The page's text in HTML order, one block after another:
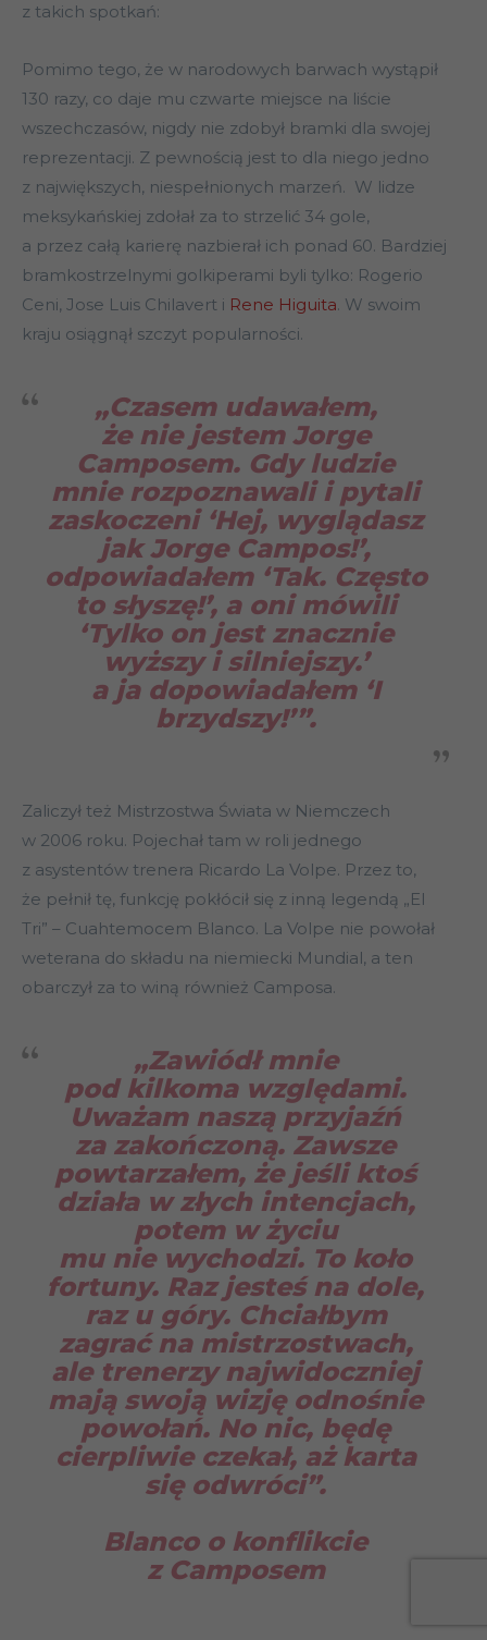
z takich spotkań:
Pomimo tego, że w narodowych barwach wystąpił
130 razy, co daje mu czwarte miejsce na liście
wszechczasów, nigdy nie zdobył bramki dla swojej
reprezentacji. Z pewnością jest to dla niego jedno
z największych, niespełnionych marzeń. W lidze
meksykańskiej zdołał za to strzelić 34 gole,
a przez całą karierę nazbierał ich ponad 60. Bardziej
bramkostrzelnymi golkiperami byli tylko: Rogerio
Ceni, Jose Luis Chilavert i Rene Higuita. W swoim
kraju osiągnął szczyt popularności.
„Czasem udawałem,
że nie jestem Jorge
Camposem. Gdy ludzie
mnie rozpoznawali i pytali
zaskoczeni ‘Hej, wyglądasz
jak Jorge Campos!’,
odpowiadałem ‘Tak. Często
to słyszę!’, a oni mówili
‘Tylko on jest znacznie
wyższy i silniejszy.’
a ja dopowiadałem ‘I
brzydszy!’”.
Zaliczył też Mistrzostwa Świata w Niemczech
w 2006 roku. Pojechał tam w roli jednego
z asystentów trenera Ricardo La Volpe. Przez to,
że pełnił tę, funkcję pokłócił się z inną legendą „El
Tri” – Cuahtemocem Blanco. La Volpe nie powołał
weterana do składu na niemiecki Mundial, a ten
obarczył za to winą również Camposa.
„Zawiódł mnie
pod kilkoma względami.
Uważam naszą przyjaźń
za zakończoną. Zawsze
powtarzałem, że jeśli ktoś
działa w złych intencjach,
potem w życiu
mu nie wychodzi. To koło
fortuny. Raz jesteś na dole,
raz u góry. Chciałbym
zagrać na mistrzostwach,
ale trenerzy najwidoczniej
mają swoją wizję odnośnie
powołań. No nic, będę
cierpliwie czekał, aż karta
się odwróci”.
Blanco o konflikcie
z Camposem